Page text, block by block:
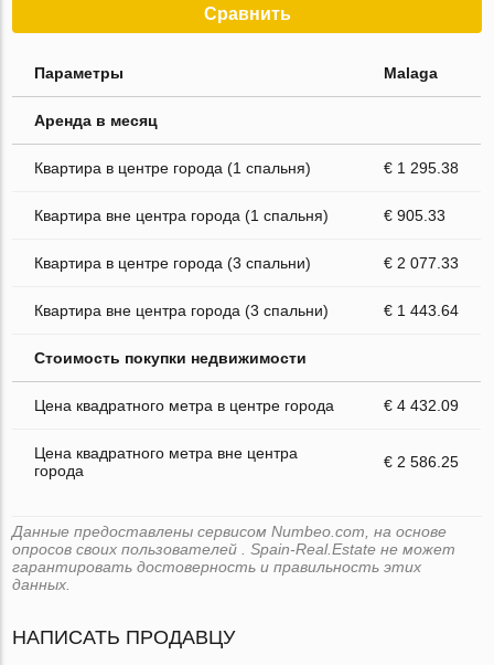
Сравнить
Параметры Malaga
Аренда в месяц
Квартира в центре города (1 спальня) € 1 295.38
Квартира вне центра города (1 спальня) € 905.33
Квартира в центре города (3 спальни) € 2 077.33
Квартира вне центра города (3 спальни) € 1 443.64
Стоимость покупки недвижимости
Цена квадратного метра в центре города € 4 432.09
Цена квадратного метра вне центра
города
€ 2 586.25
Данные предоставлены сервисом Numbeo.com, на основе
опросов своих пользователей . Spain-Real.Estate не может
гарантировать достоверность и правильность этих
данных.
НАПИСАТЬ ПРОДАВЦУ